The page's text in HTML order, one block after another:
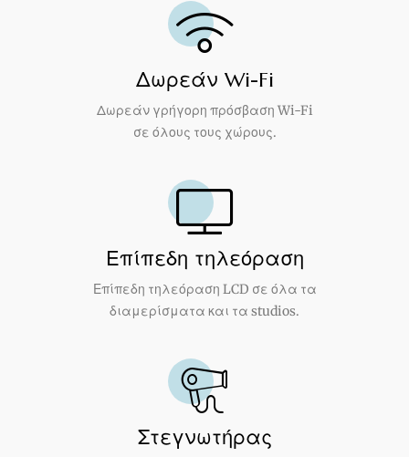
Δωρεάν Wi-Fi
Δωρεάν γρήγορη πρόσβαση Wi-Fi
σε όλους τους χώρους.
Επίπεδη τηλεόραση
Επίπεδη τηλεόραση LCD σε όλα τα
διαμερίσματα και τα studios.
Στεγνωτήρας